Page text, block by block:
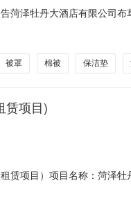
菏泽牡丹大酒店有限公司
被罩
被罩 棉被 保洁垫
赁项目)
赁项目）项目名称：菏泽